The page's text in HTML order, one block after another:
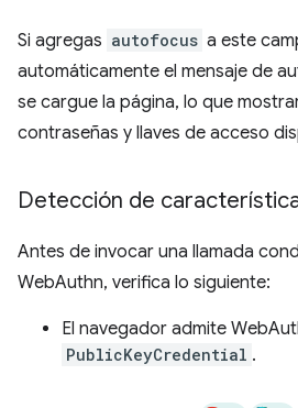
Si agregas autofocus a este
automáticamente el mensaje de
se cargue la página, lo que
contraseñas y llaves de acceso
Detección de
Antes de invocar una llamada
WebAuthn, verifica lo siguiente:
El navegador admite
PublicKeyCredential .